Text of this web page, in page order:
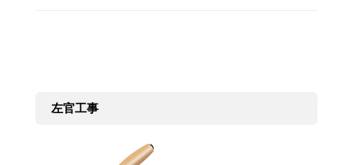
左官工事